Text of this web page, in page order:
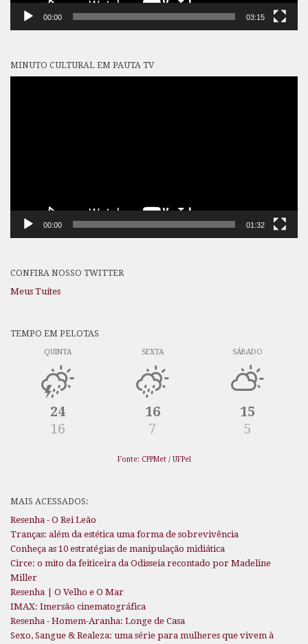
00:00 03:15
MINUTO CULTURAL EM PAUTA TV
00:00 01:32
CONFIRA NOSSO TWITTER
Meus Tuítes
TEMPO EM PELOTAS
QUINTA
24
16
SEXTA
16
7
SÁBADO
15
5
Fonte: CPPMet / UFPel
MAIS ACESSADOS:
Resenha - O Rei Leão
Tranças: além da estética uma forma de sobrevivência
Conheça as 10 estratégias de manipulação midiática
Circe: o mito da feiticeira da Odisseia recontado por Madeline
Miller
Resenha | O Velho e O Mar
IMAX: Imersão cinematográfica
Resenha - Homem-Aranha: Longe de Casa
Sexo, Sangue & Realeza: uma série para mulheres que vivem à